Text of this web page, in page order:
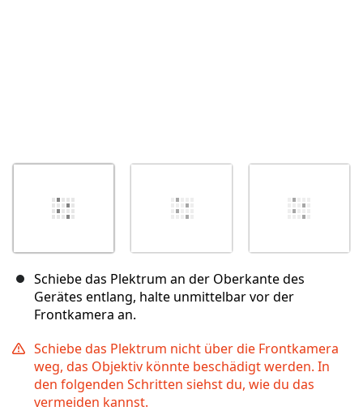
Schiebe das Plektrum an der Oberkante des
Gerätes entlang, halte unmittelbar vor der
Frontkamera an.
Schiebe das Plektrum nicht über die Frontkamera
weg, das Objektiv könnte beschädigt werden. In
den folgenden Schritten siehst du, wie du das
vermeiden kannst.